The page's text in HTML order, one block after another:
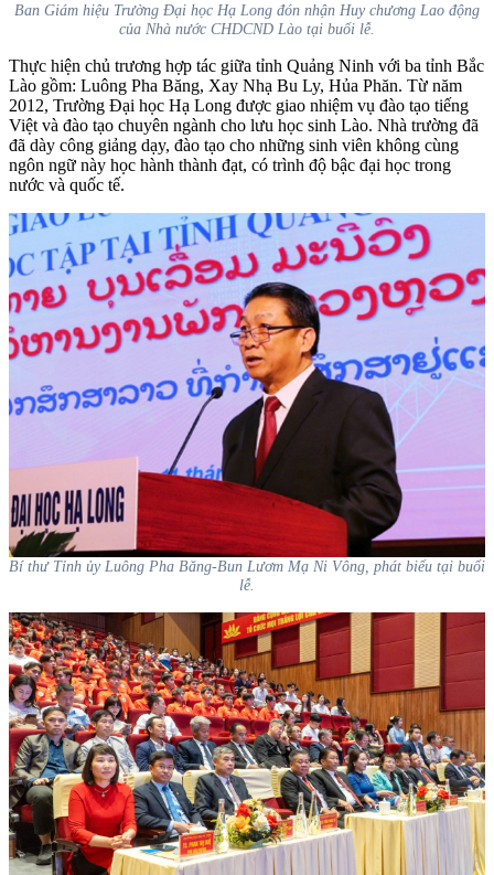
Ban Giám hiệu Trường Đại học Hạ Long đón nhận Huy chương Lao động
của Nhà nước CHDCND Lào tại buổi lễ.
Thực hiện chủ trương hợp tác giữa tỉnh Quảng Ninh với ba tỉnh Bắc
Lào gồm: Luông Pha Băng, Xay Nhạ Bu Ly, Hủa Phăn. Từ năm
2012, Trường Đại học Hạ Long được giao nhiệm vụ đào tạo tiếng
Việt và đào tạo chuyên ngành cho lưu học sinh Lào. Nhà trường đã
đã dày công giảng dạy, đào tạo cho những sinh viên không cùng
ngôn ngữ này học hành thành đạt, có trình độ bậc đại học trong
nước và quốc tế.
Bí thư Tỉnh ủy Luông Pha Băng-Bun Lươm Mạ Ni Vông, phát biểu tại buổi
lễ.